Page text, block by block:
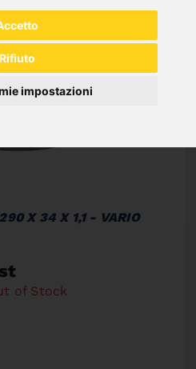
Rifiuto
impostazioni
X 34 X 1,1 - VARIO
of Stock